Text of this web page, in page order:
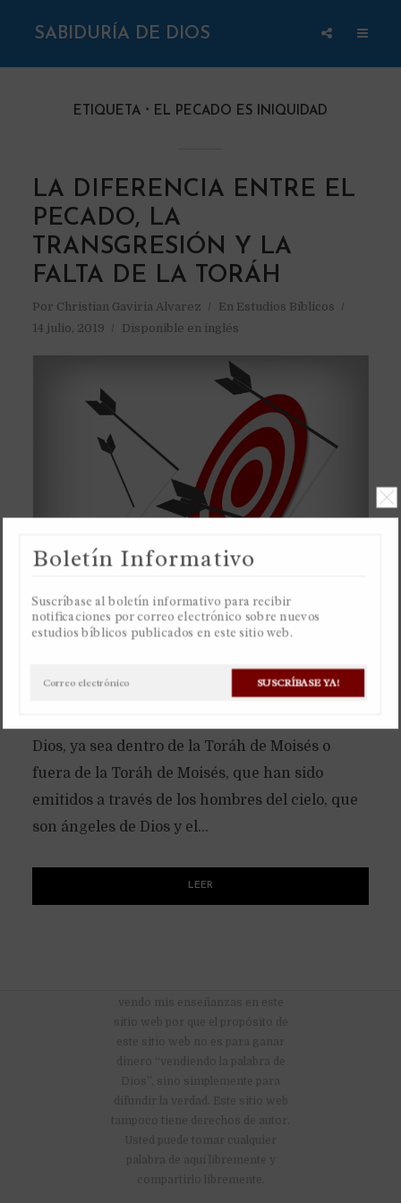
SABIDURÍA DE DIOS
ETIQUETA EL PECADO ES INIQUIDAD
LA DIFERENCIA ENTRE EL
PECADO, LA
TRANSGRESIÓN Y LA
FALTA DE LA TORÁH
Por Christian Gaviria Alvarez En Estudios Bíblicos
14 julio, 2019
Disponible en inglés
Una “transgresión”, que corresponde a las
palabras griegas “parabasis” o “paraptóma”, o
las palabras hebreas “maal” o “pesha”, es
Dios, ya sea dentro de la Toráh de Moisés o
fuera de la Toráh de Moisés, que han sido
emitidos a través de los hombres del cielo, que
son ángeles de Dios y el...
LEER
vendo mis enseñanzas en este
sitio web por que el propósito de
este sitio web no es para ganar
dinero “vendiendo la palabra de
Dios”, sino simplemente para
difundir la verdad. Este sitio web
tampoco tiene derechos de autor.
Usted puede tomar cualquier
palabra de aquí libremente y
compartirlo libremente.
SUSCRÍBASE YA!
Boletín Informativo
Suscríbase al boletín informativo para recibir
notificaciones por correo electrónico sobre nuevos
estudios bíblicos publicados en este sitio web.